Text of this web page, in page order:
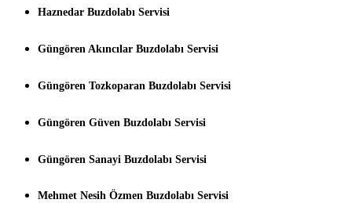
Haznedar Buzdolabı Servisi
Güngören Akıncılar Buzdolabı Servisi
Güngören Tozkoparan Buzdolabı Servisi
Güngören Güven Buzdolabı Servisi
Güngören Sanayi Buzdolabı Servisi
Mehmet Nesih Özmen Buzdolabı Servisi